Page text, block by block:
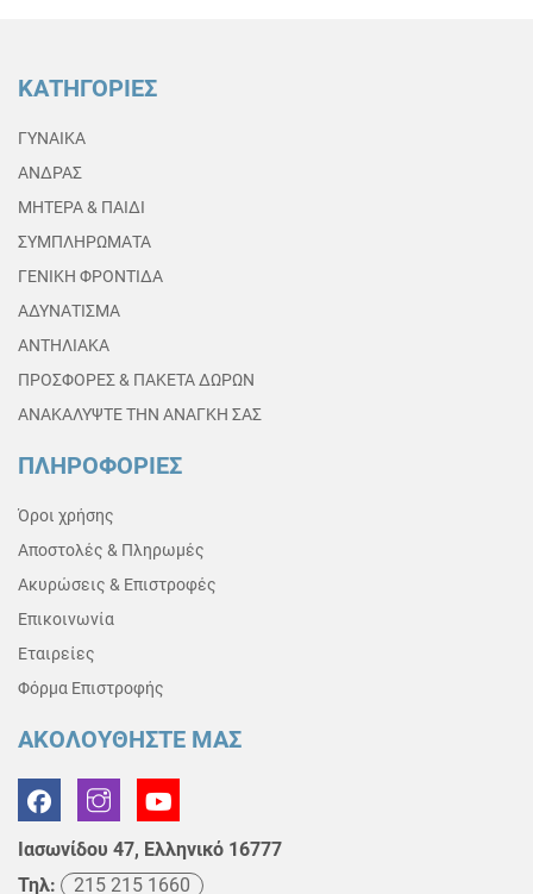
ΚΑΤΗΓΟΡΙΕΣ
ΓΥΝΑΙΚΑ
ΑΝΔΡΑΣ
ΜΗΤΕΡΑ & ΠΑΙΔΙ
ΣΥΜΠΛΗΡΩΜΑΤΑ
ΓΕΝΙΚΗ ΦΡΟΝΤΙΔΑ
ΑΔΥΝΑΤΙΣΜΑ
ΑΝΤΗΛΙΑΚΑ
ΠΡΟΣΦΟΡΕΣ & ΠΑΚΕΤΑ ΔΩΡΩΝ
ΑΝΑΚΑΛΥΨΤΕ ΤΗΝ ΑΝΑΓΚΗ ΣΑΣ
ΠΛΗΡΟΦΟΡΙΕΣ
Όροι χρήσης
Αποστολές & Πληρωμές
Ακυρώσεις & Επιστροφές
Επικοινωνία
Εταιρείες
Φόρμα Επιστροφής
ΑΚΟΛΟΥΘΗΣΤΕ ΜΑΣ
Ιασωνίδου 47, Ελληνικό 16777
Τηλ:
215 215 1660